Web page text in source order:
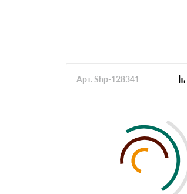
Арт. Shp-128341